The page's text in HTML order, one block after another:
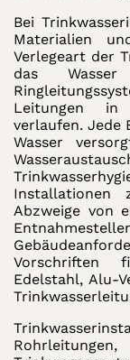
Bei
Materialien
Verlegeart der
das
Leitungen in
verlaufen. Jede
Wasser
Installationen
Abzweige von
Vorschriften
Edelstahl, Alu-